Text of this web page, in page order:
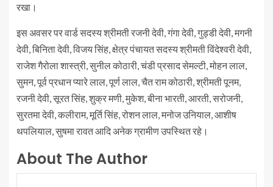
रखा।
इस अवसर पर वार्ड सदस्य श्रीमती रजनी देवी, गंगा देवी, गुड्डी देवी, मगनी
देवी, बिनिता देवी, विजय सिंह, क्षेत्र पंचायत सदस्य श्रीमती विंदेश्वरी देवी,
राजेश गैरोला शास्त्री, सुनील कोठारी, चंडी प्रसाद सेमल्टी, मोहन लाल,
सुमन, पूर्व प्रधान प्यारे लाल, पूर्ण लाल, चैत राम कोठारी, श्रीमती पूनम,
रजनी देवी, सूरत सिंह, शुक्र मणी, मुकेश, बीना भारती, आरती, सरोजनी,
सुरतमा देवी, कलीराम, मूर्ति सिंह, रोशन लाल, मनोज उनियाल, आशीष
थपलियाल, सुषमा रावत आदि अनेक ग्रामीण उपस्थित रहे।
About The Author